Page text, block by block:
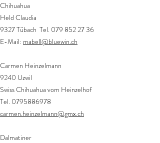
Chihuahua
Held Claudia
9327 Tübach Tel. 079 852 27 36
E-Mail: mabell@bluewin.ch
Carmen Heinzelmann
9240 Uzwil
Swiss Chihuahua vom Heinzelhof
Tel. 0795886978
carmen.heinzelmann@gmx.ch
Dalmatiner